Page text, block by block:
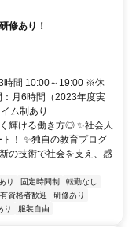
修あり！
時間 10:00～19:00 ※休
月6時間（2023年度実
ム制あり
輝ける働き方◎ ✨社会人
！ ✨独自の教育プログ
の技術で社会を支え、感
り 固定時間制
転勤なし
有資格者歓迎
研修あり
り 服装自由